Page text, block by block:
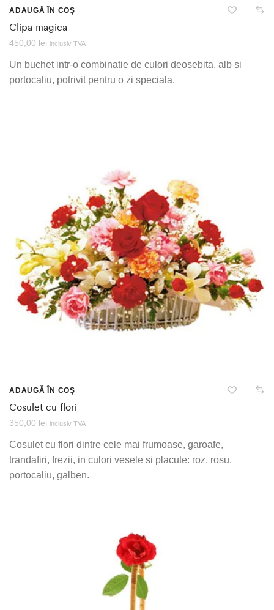
ADAUGĂ ÎN COȘ
Clipa magica
450,00 lei inclusiv TVA
Un buchet intr-o combinatie de culori deosebita, alb si
portocaliu, potrivit pentru o zi speciala.
ADAUGĂ ÎN COȘ
Cosulet cu flori
350,00 lei inclusiv TVA
Cosulet cu flori dintre cele mai frumoase, garoafe,
trandafiri, frezii, in culori vesele si placute: roz, rosu,
portocaliu, galben.